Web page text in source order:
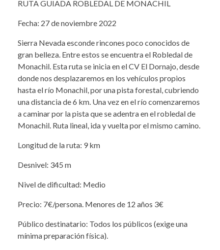
RUTA GUIADA ROBLEDAL DE MONACHIL
Fecha: 27 de noviembre 2022
Sierra Nevada esconde rincones poco conocidos de
gran belleza. Entre estos se encuentra el Robledal de
Monachil. Esta ruta se inicia en el CV El Dornajo, desde
donde nos desplazaremos en los vehículos propios
hasta el río Monachil, por una pista forestal, cubriendo
una distancia de 6 km. Una vez en el río comenzaremos
a caminar por la pista que se adentra en el robledal de
Monachil. Ruta lineal, ida y vuelta por el mismo camino.
Longitud de la ruta: 9 km
Desnivel: 345 m
Nivel de dificultad: Medio
Precio: 7€/persona. Menores de 12 años 3€
Público destinatario: Todos los públicos (exige una
mínima preparación física).